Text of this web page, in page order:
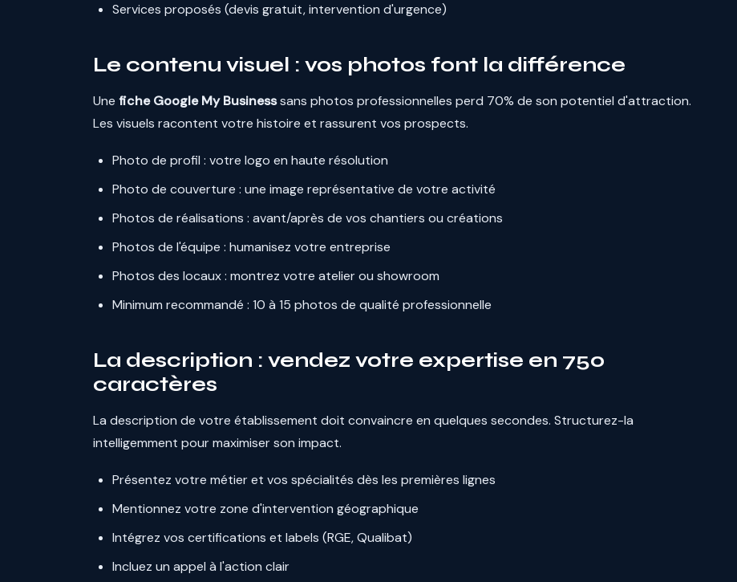
Services proposés (devis gratuit, intervention d'urgence)
Le contenu visuel : vos photos font la différence
Une fiche Google My Businesssans photos professionnelles perd 70% de son potentiel d'attraction.
Les visuels racontent votre histoire et rassurent vos prospects.
Photo de profil : votre logo en haute résolution
Photo de couverture : une image représentative de votre activité
Photos de réalisations : avant/après de vos chantiers ou créations
Photos de l'équipe : humanisez votre entreprise
Photos des locaux : montrez votre atelier ou showroom
Minimum recommandé : 10 à 15 photos de qualité professionnelle
La description : vendez votre expertise en 750
caractères
La description de votre établissement doit convaincre en quelques secondes. Structurez-la
intelligemment pour maximiser son impact.
Présentez votre métier et vos spécialités dès les premières lignes
Mentionnez votre zone d'intervention géographique
Intégrez vos certifications et labels (RGE, Qualibat)
Incluez un appel à l'action clair